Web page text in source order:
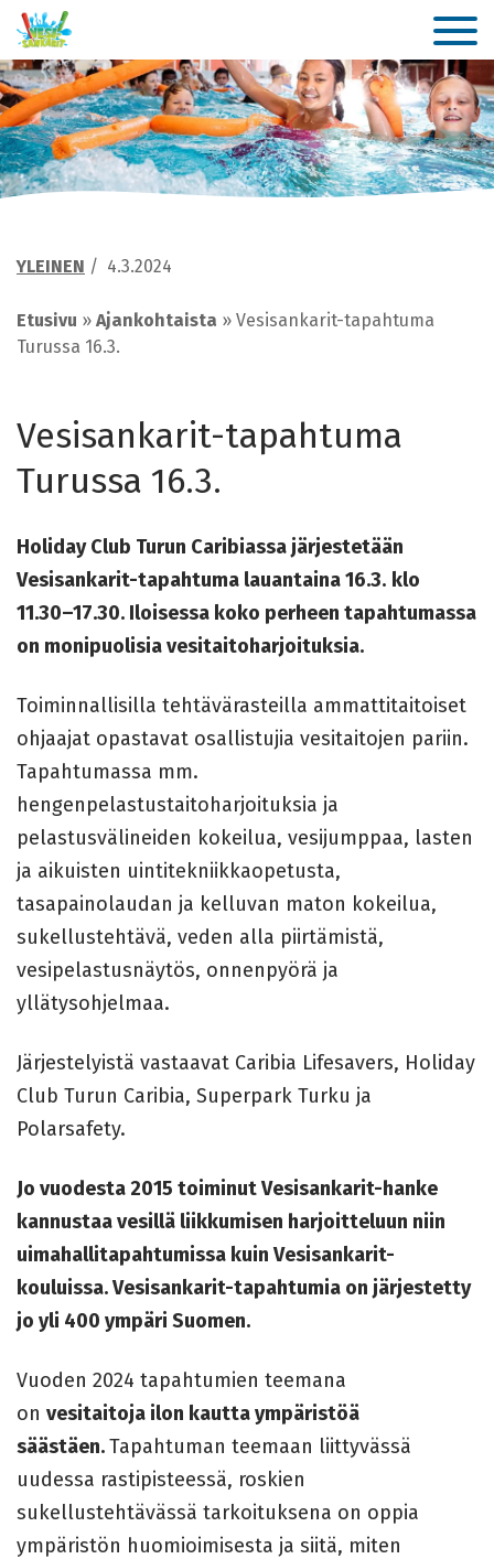
YLEINEN / 4.3.2024
Etusivu » Ajankohtaista » Vesisankarit-tapahtuma
Turussa 16.3.
Vesisankarit-tapahtuma
Turussa 16.3.
Holiday Club Turun Caribiassa järjestetään
Vesisankarit-tapahtuma lauantaina 16.3. klo
11.30–17.30. Iloisessa koko perheen tapahtumassa
on monipuolisia vesitaitoharjoituksia.
Toiminnallisilla tehtävärasteilla ammattitaitoiset
ohjaajat opastavat osallistujia vesitaitojen pariin.
Tapahtumassa mm.
hengenpelastustaitoharjoituksia ja
pelastusvälineiden kokeilua, vesijumppaa, lasten
ja aikuisten uintitekniikkaopetusta,
tasapainolaudan ja kelluvan maton kokeilua,
sukellustehtävä, veden alla piirtämistä,
vesipelastusnäytös, onnenpyörä ja
yllätysohjelmaa.
Järjestelyistä vastaavat Caribia Lifesavers, Holiday
Club Turun Caribia, Superpark Turku ja
Polarsafety.
Jo vuodesta 2015 toiminut Vesisankarit-hanke
kannustaa vesillä liikkumisen harjoitteluun niin
uimahallitapahtumissa kuin Vesisankarit-
kouluissa. Vesisankarit-tapahtumia on järjestetty
jo yli 400 ympäri Suomen.
Vuoden 2024 tapahtumien teemana
on vesitaitoja ilon kautta ympäristöä
säästäen.Tapahtuman teemaan liittyvässä
uudessa rastipisteessä, roskien
sukellustehtävässä tarkoituksena on oppia
ympäristön huomioimisesta ja siitä, miten